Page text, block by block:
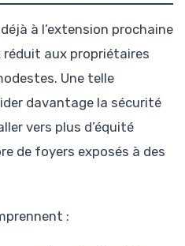
à l’extension prochaine
aux propriétaires
Une telle
davantage la sécurité
vers plus d’équité
de foyers exposés à des
: